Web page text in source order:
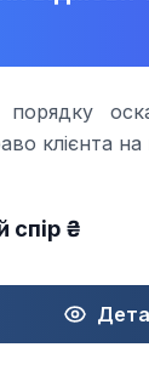
клієнта на
спір ₴